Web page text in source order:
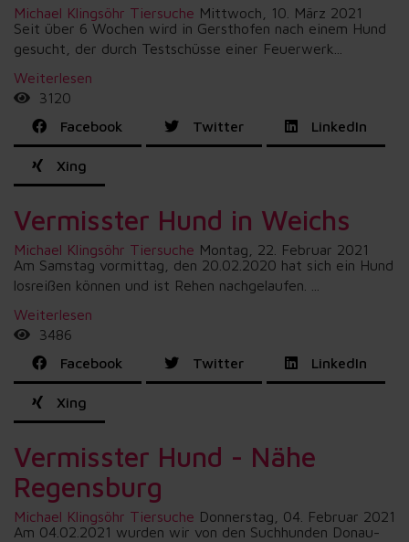
Michael Klingsöhr Tiersuche Mittwoch, 10. März 2021
Seit über 6 Wochen wird in Gersthofen nach einem Hund
gesucht, der durch Testschüsse einer Feuerwerk...
Weiterlesen
3120
Facebook
Twitter LinkedIn
Xing
Vermisster Hund in Weichs
Michael Klingsöhr Tiersuche Montag, 22. Februar 2021
Am Samstag vormittag, den 20.02.2020 hat sich ein Hund
losreißen können und ist Rehen nachgelaufen. ...
Weiterlesen
3486
Facebook
Twitter LinkedIn
Xing
Vermisster Hund - Nähe
Regensburg
Michael Klingsöhr Tiersuche Donnerstag, 04. Februar 2021
Am 04.02.2021 wurden wir von den Suchhunden Donau-